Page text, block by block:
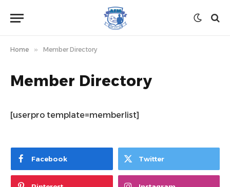
Home » Member Directory
Member Directory
[userpro template=memberlist]
Facebook Twitter